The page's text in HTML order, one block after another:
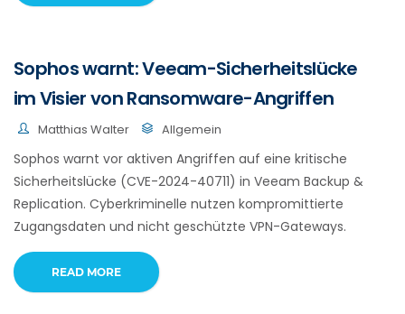
Sophos warnt: Veeam-Sicherheitslücke
im Visier von Ransomware-Angriffen
Matthias Walter Allgemein
Sophos warnt vor aktiven Angriffen auf eine kritische
Sicherheitslücke (CVE-2024-40711) in Veeam Backup &
Replication. Cyberkriminelle nutzen kompromittierte
Zugangsdaten und nicht geschützte VPN-Gateways.
READ MORE